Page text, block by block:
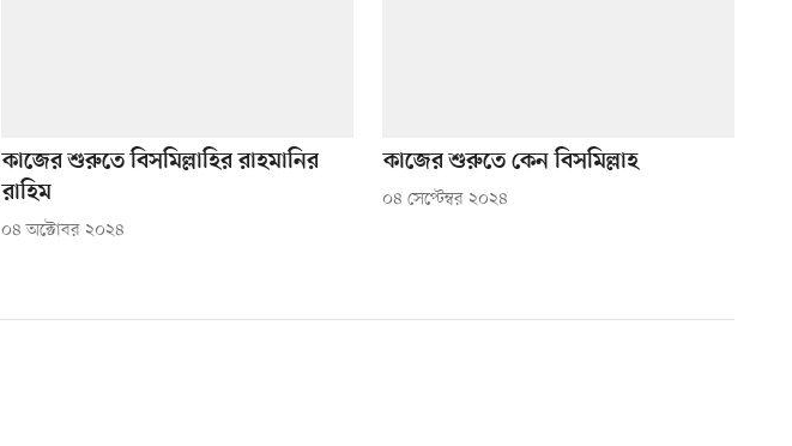
কাজের শুরুতে বিসমিল্লাহির রাহমানির
রাহিম
০৪ অক্টোবর ২০২৪
কাজের শুরুতে কেন বিসমিল্লাহ
০৪ সেপ্টেম্বর ২০২৪